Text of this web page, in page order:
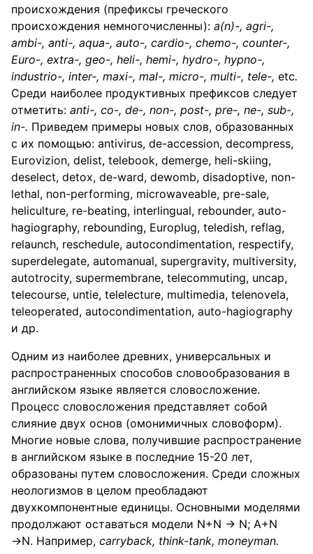
происхождения (префиксы греческого
происхождения немногочисленны): а(n)-, agri-,
ambi-, anti-, aqua-, auto-, cardio-, chemo-, counter-,
Euro-, extra-, geo-, heli-, hemi-, hydro-, hypno-,
industrio-, inter-, maxi-, mal-, micro-, multi-, tele-, etc.
Среди наиболее продуктивных префиксов следует
отметить: anti-, co-, de-, non-, post-, pre-, ne-, sub-,
in-. Приведем примеры новых слов, образованных
с их помощью: antivirus, de-accession, decompress,
Eurovizion, delist, telebook, demerge, heli-skiing,
deselect, detox, de-ward, dewomb, disadoptive, non-
lethal, non-performing, microwaveable, pre-sale,
heliculture, re-beating, interlingual, rebounder, auto-
hagiography, rebounding, Europlug, teledish, reflag,
relaunch, reschedule, autocondimentation, respectify,
superdelegate, automanual, supergravity, multiversity,
autotrocity, supermembrane, telecommuting, uncap,
telecourse, untie, telelecture, multimedia, telenovela,
teleoperated, autocondimentation, auto-hagiography
и др.
Одним из наиболее древних, универсальных и
распространенных способов словообразования в
английском языке является словосложение.
Процесс словосложения представляет собой
слияние двух основ (омонимичных словоформ).
Многие новые слова, получившие распространение
в английском языке в последние 15-20 лет,
образованы путем словосложения. Среди сложных
неологизмов в целом преобладают
двухкомпонентные единицы. Основными моделями
продолжают оставаться модели N+N → N; A+N
→N. Например, carryback, think-tank, moneyman.